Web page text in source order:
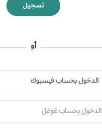
تسجيل
أو
الدخول بحساب فيسبوك
الدخول بحساب غوغل